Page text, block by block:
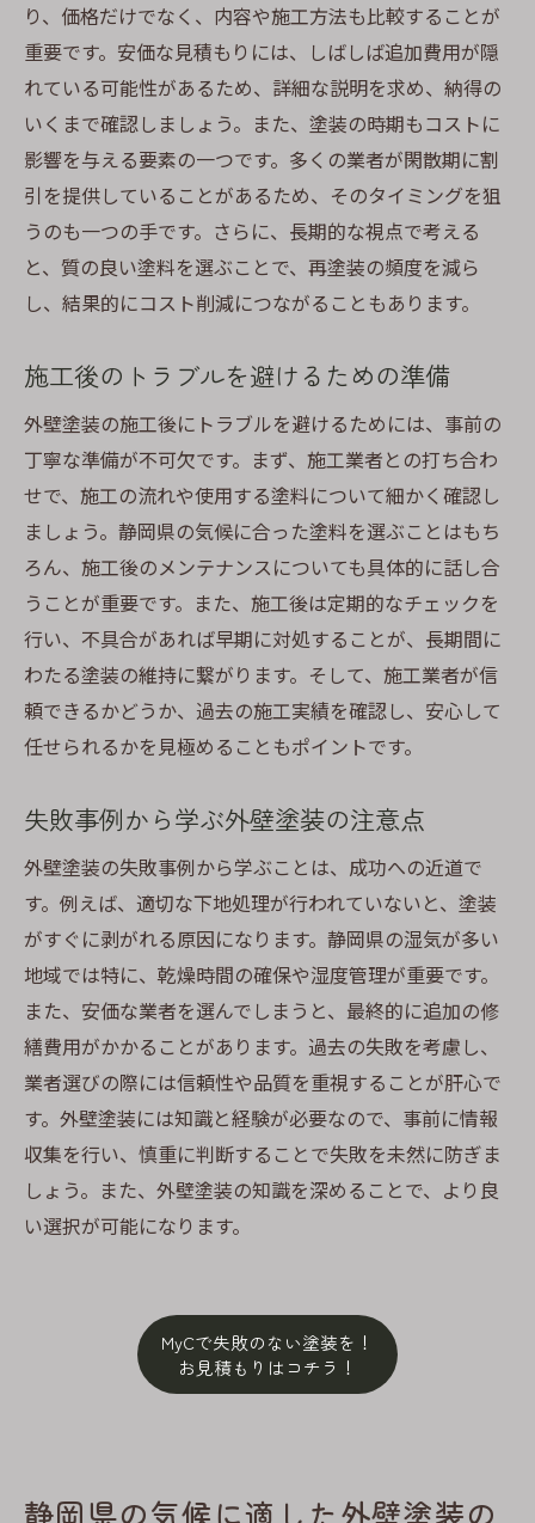
り、価格だけでなく、内容や施工方法も比較することが
重要です。安価な見積もりには、しばしば追加費用が隠
れている可能性があるため、詳細な説明を求め、納得の
いくまで確認しましょう。また、塗装の時期もコストに
影響を与える要素の一つです。多くの業者が閑散期に割
引を提供していることがあるため、そのタイミングを狙
うのも一つの手です。さらに、長期的な視点で考える
と、質の良い塗料を選ぶことで、再塗装の頻度を減ら
し、結果的にコスト削減につながることもあります。
施工後のトラブルを避けるための準備
外壁塗装の施工後にトラブルを避けるためには、事前の
丁寧な準備が不可欠です。まず、施工業者との打ち合わ
せで、施工の流れや使用する塗料について細かく確認し
ましょう。静岡県の気候に合った塗料を選ぶことはもち
ろん、施工後のメンテナンスについても具体的に話し合
うことが重要です。また、施工後は定期的なチェックを
行い、不具合があれば早期に対処することが、長期間に
わたる塗装の維持に繋がります。そして、施工業者が信
頼できるかどうか、過去の施工実績を確認し、安心して
任せられるかを見極めることもポイントです。
失敗事例から学ぶ外壁塗装の注意点
外壁塗装の失敗事例から学ぶことは、成功への近道で
す。例えば、適切な下地処理が行われていないと、塗装
がすぐに剥がれる原因になります。静岡県の湿気が多い
地域では特に、乾燥時間の確保や湿度管理が重要です。
また、安価な業者を選んでしまうと、最終的に追加の修
繕費用がかかることがあります。過去の失敗を考慮し、
業者選びの際には信頼性や品質を重視することが肝心で
す。外壁塗装には知識と経験が必要なので、事前に情報
収集を行い、慎重に判断することで失敗を未然に防ぎま
しょう。また、外壁塗装の知識を深めることで、より良
い選択が可能になります。
MyCで失敗のない塗装を！
お見積もりはコチラ！
静岡県の気候に適した外壁塗装の